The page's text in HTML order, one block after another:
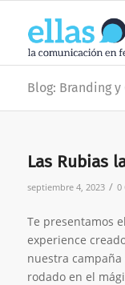
Blog: Branding
Las Rubias
septiembre 4, 2023 / 0
Te presentamos el
experience
nuestra campaña
rodado en el